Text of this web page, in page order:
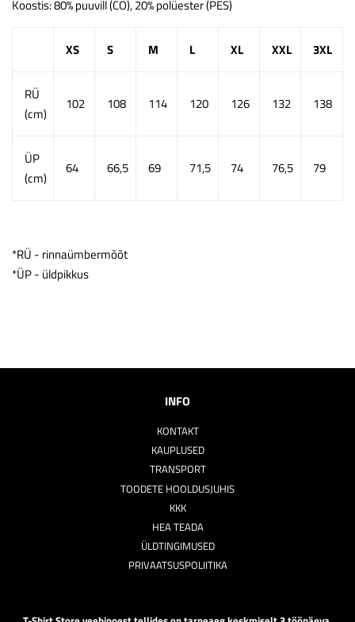
Koostis: 80% puuvill (CO), 20% polüester (PES)
XS S M L XL XXL 3XL
RÜ
(cm)
102 108 114 120 126 132 138
ÜP
(cm)
64 66,5 69 71,5 74 76,5 79
*RÜ - rinnaümbermõõt
*ÜP - üldpikkus
INFO
KONTAKT
KAUPLUSED
TRANSPORT
TOODETE HOOLDUSJUHIS
KKK
HEA TEADA
ÜLDTINGIMUSED
PRIVAATSUSPOLIITIKA